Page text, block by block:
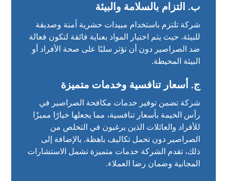
ب. التزام بالسلامة والبيئة
شركة تلتزم باستخدام مبيدات حشرية آمنة وصديقة
للبيئة. حيث يتم اختيار المواد بعناية فائقة لتكون فعالة
ضد الصراصير دون أن تؤثر سلبًا على صحة الأفراد أو
البيئة المحيطة.
ج. أسعار تنافسية وخدمات متميزة
شركة تضمن توفير خدمات مكافحة الصراصير في
رأس الخيمة بأسعار تنافسية، مما يجعلها خيارًا مميزًا
للأفراد والعائلات الذين يرغبون في التخلص من
الصراصير دون تحمل تكاليف باهظة. بالإضافة إلى
ذلك، تقدم الشركة خدمات متميزة تشمل الاستشارات
المجانية وضمان رضا العملاء.